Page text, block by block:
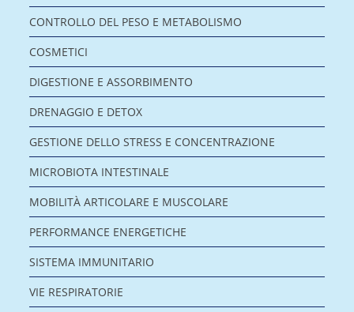
CONTROLLO DEL PESO E METABOLISMO
COSMETICI
DIGESTIONE E ASSORBIMENTO
DRENAGGIO E DETOX
GESTIONE DELLO STRESS E CONCENTRAZIONE
MICROBIOTA INTESTINALE
MOBILITÀ ARTICOLARE E MUSCOLARE
PERFORMANCE ENERGETICHE
SISTEMA IMMUNITARIO
VIE RESPIRATORIE